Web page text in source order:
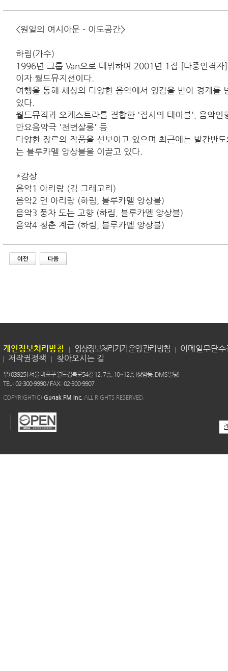
<원일의 여시아문 - 이도공간>
하림(가수)
1996년 그룹 Van으로 데뷔하여 2001년 1집 [다중인격자
이자 월드뮤지션이다.
여행을 통해 세상의 다양한 음악에서 영감을 받아 경계를
있다.
월드뮤직과 오케스트라를 결합한 '집시의 테이블', 음악
만요음악극 '천변살롱' 등
다양한 장르의 작품을 선보이고 있으며 최근에는 발칸반
는 블루카멜 앙상블을 이끌고 있다.
*감상
음악1 아리랑 (김 그레고리)
음악2 먼 아리랑 (하림, 블루카멜 앙상블)
음악3 풍차 도는 고향 (하림, 블루카멜 앙상블)
음악4 청춘 계급 (하림, 블루카멜 앙상블)
개인정보처리방침 영상정보처리기기 운영 관리 방침
이메일무단
저작권정책
찾아오시는 길
우) 03925 | 서울 마포구 월드컵북로54길 12, 7층, 10~12층 (상암동, DMS빌딩)
TEL : 02-300-9990 / FAX : 02-300-9907
COPYRIGHT(C) Gugak FM Inc. ALL RIGHTS RESERVED.